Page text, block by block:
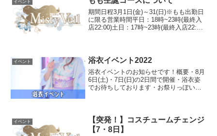
イベント
期間日程3月1日(金)～31(日)※もも出勤日
に限る営業時間平日：18時~23時(最終入
店22:00)土日：17時~23時(最終入店22:00)
イベント 浴衣イベント2022
浴衣イベントのお知らせです！概要・8月
6日(土)・7日(日)の2日間で開催・浴衣姿
でお待ちしております・お祭りっぽいフ
イベント
【突発！】コスチュームチェンジ
【7・8日】